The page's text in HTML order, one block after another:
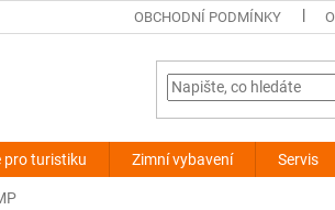
OBCHODNÍ PODMÍNKY
pro turistiku Zimní vybavení Servis